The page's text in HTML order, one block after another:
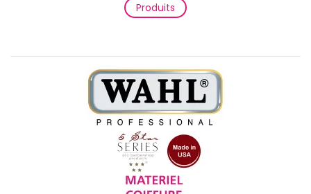
Produits